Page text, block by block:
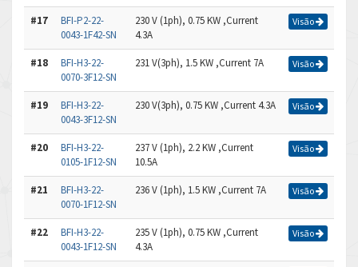
#17
BFI-P2-22-
0043-1F42-SN
230 V (1ph), 0.75 KW ,Current
4.3A
Visão
#18
BFI-H3-22-
0070-3F12-SN
231 V(3ph), 1.5 KW ,Current 7A Visão
#19
BFI-H3-22-
0043-3F12-SN
230 V(3ph), 0.75 KW ,Current 4.3A Visão
#20
BFI-H3-22-
0105-1F12-SN
237 V (1ph), 2.2 KW ,Current
10.5A
Visão
#21
BFI-H3-22-
0070-1F12-SN
236 V (1ph), 1.5 KW ,Current 7A Visão
#22
BFI-H3-22-
0043-1F12-SN
235 V (1ph), 0.75 KW ,Current
4.3A
Visão